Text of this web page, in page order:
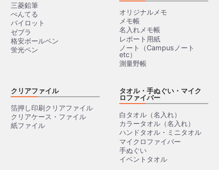
三菱鉛筆
ぺんてる
パイロット
ゼブラ
格安ボールペン
蛍光ペン
クリアファイル
箔押し印刷クリアファイル
クリアケース・ファイル
紙ファイル
オリジナルメモ
メモ帳
名入れメモ帳
レポート用紙
ノート（Campusノート
etc）
測量野帳
タオル・手ぬぐい・マイク
ロファイバー
白タオル（名入れ）
カラータオル（名入れ）
ハンドタオル・ミニタオル
マイクロファイバー
手ぬぐい
イベントタオル